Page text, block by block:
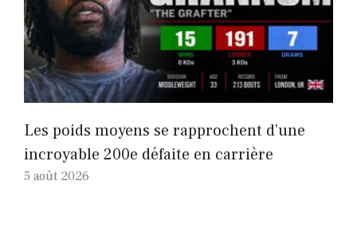
Les poids moyens se rapprochent d’une
incroyable 200e défaite en carrière
5 août 2026